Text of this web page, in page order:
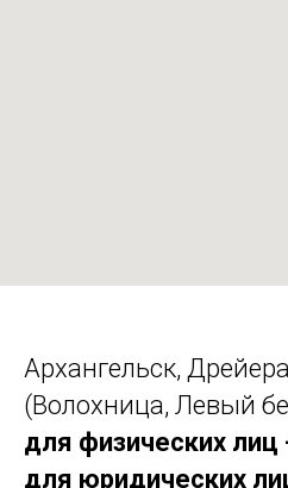
Архангельск,
(Волохница, Левый
для физических
для юридических